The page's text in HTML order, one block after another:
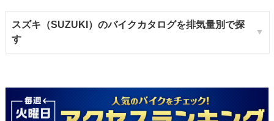
スズキ（SUZUKI）のバイクカタログを排気量別で探
す